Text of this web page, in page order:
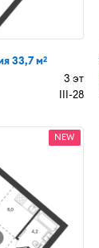
33,7 м2
3 эт
III-28
NEW